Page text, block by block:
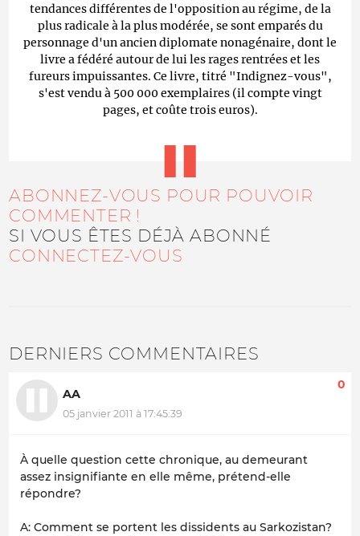
tendances différentes de l'opposition au régime, de la
plus radicale à la plus modérée, se sont emparés du
personnage d'un ancien diplomate nonagénaire, dont le
livre a fédéré autour de lui les rages rentrées et les
fureurs impuissantes. Ce livre, titré "Indignez-vous",
s'est vendu à 500 000 exemplaires (il compte vingt
pages, et coûte trois euros).
ABONNEZ-VOUS POUR POUVOIR
COMMENTER !
SI VOUS ÊTES DÉJÀ ABONNÉ
CONNECTEZ-VOUS
DERNIERS COMMENTAIRES
AA
05 janvier 2011 à 17:45:39
0
À quelle question cette chronique, au demeurant
assez insignifiante en elle même, prétend-elle
répondre?
A: Comment se portent les dissidents au Sarkozistan?